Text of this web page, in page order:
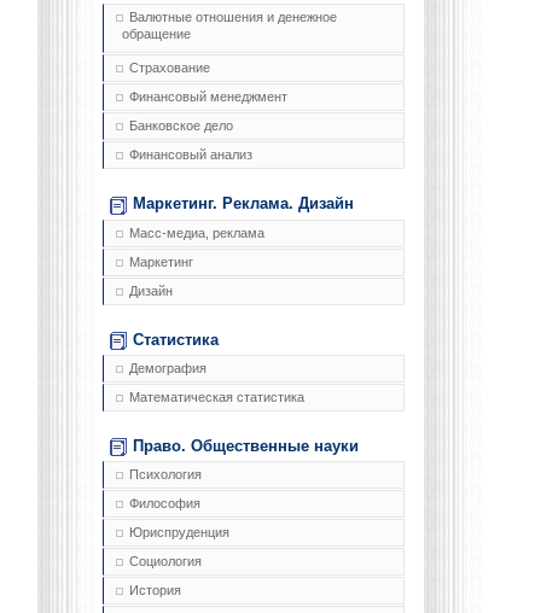
Валютные отношения и денежное
обращение
Страхование
Финансовый менеджмент
Банковское дело
Финансовый анализ
Маркетинг. Реклама. Дизайн
Масс-медиа, реклама
Маркетинг
Дизайн
Статистика
Демография
Математическая статистика
Право. Общественные науки
Психология
Философия
Юриспруденция
Социология
История